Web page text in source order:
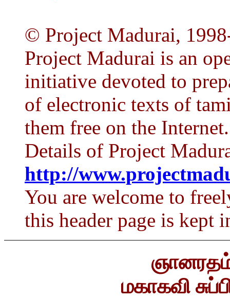
© Project Madurai,
Project Madurai is an
initiative devoted to
of electronic texts of
them free on the Internet.
Details of Project
http://
You are welcome to
this header page is kept
மகாகவி